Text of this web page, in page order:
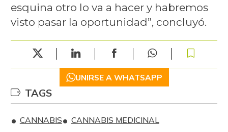
esquina otro lo va a hacer y habremos
visto pasar la oportunidad”, concluyó.
UNIRSE A WHATSAPP
TAGS
CANNABIS
CANNABIS MEDICINAL